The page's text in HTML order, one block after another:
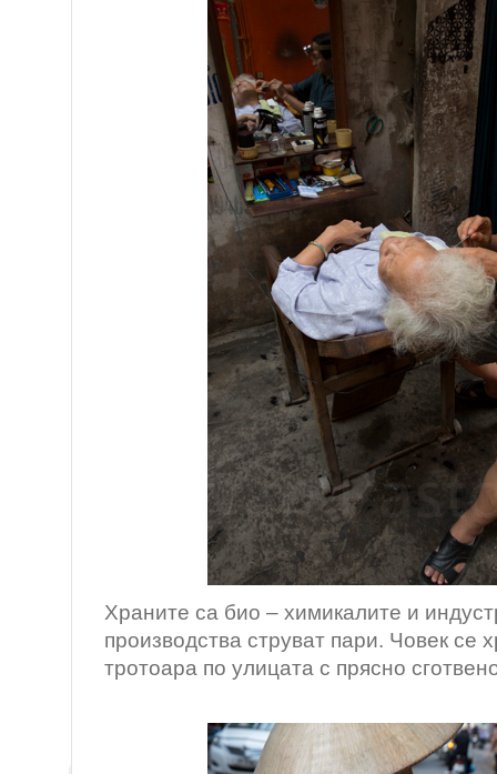
Храните са био – химикалите и
производства струват пари. Човек се
тротоара по улицата с прясно